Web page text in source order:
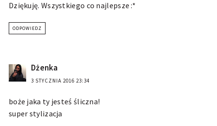
Dziękuję. Wszystkiego co najlepsze :*
ODPOWIEDZ
Dżenka
3 STYCZNIA 2016 23:34
boże jaka ty jesteś śliczna!
super stylizacja